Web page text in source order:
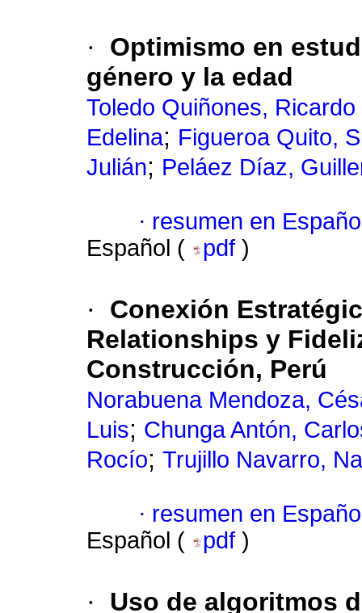
·
Optimismo en
género y la edad
Toledo Quiñones,
Edelina; Figueroa Quito,
Julián; Peláez Díaz,
· resumen en
Español (
pdf )
·
Conexión
Relationships y
Construcción, Perú
Norabuena Mendoza,
Luis; Chunga Antón,
Rocío; Trujillo Navarro,
· resumen en
Español (
pdf )
· Uso de algoritmos